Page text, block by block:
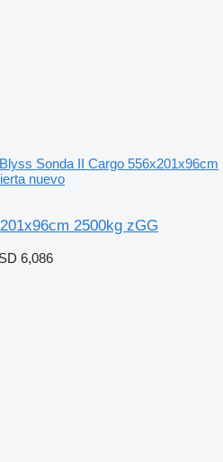
Blyss Sonda II Cargo 556x201x96cm
nuevo
2500kg zGG
6,086